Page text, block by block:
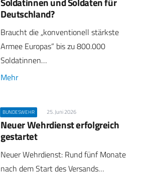
Deutschland?
Braucht die „konventionell stärkste
Armee Europas“ bis zu 800.000
Soldatinnen…
Mehr
BUNDESWEHR 25. Juni 2026
Neuer Wehrdienst erfolgreich
gestartet
Neuer Wehrdienst: Rund fünf Monate
nach dem Start des Versands…